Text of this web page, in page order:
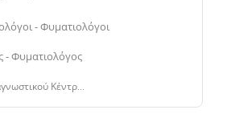
- Φυματιολόγοι
- Φυματιολόγος
Κύκλος, Άνδρος, 84501, Κυκλάδες, Ελλάδα